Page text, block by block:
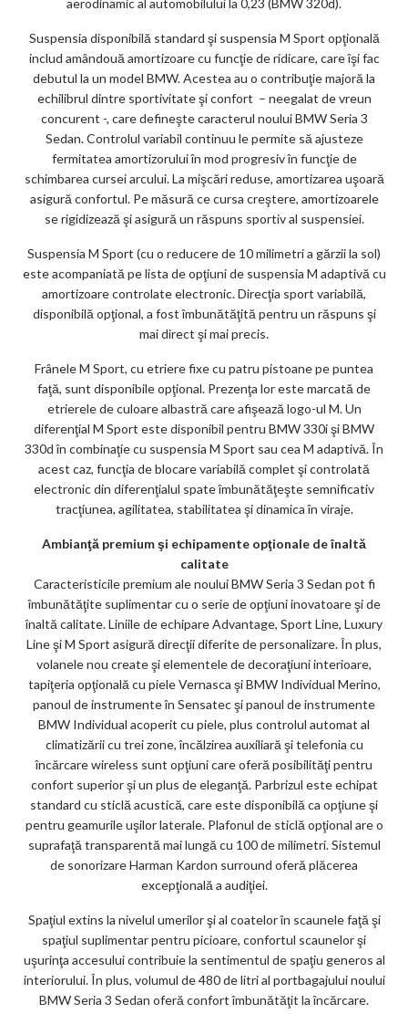
Suspensia disponibilă standard şi suspensia M Sport opţională
includ amândouă amortizoare cu funcţie de ridicare, care îşi fac
debutul la un model BMW. Acestea au o contribuţie majoră la
echilibrul dintre sportivitate şi confort – neegalat de vreun
concurent -, care defineşte caracterul noului BMW Seria 3
Sedan. Controlul variabil continuu le permite să ajusteze
fermitatea amortizorului în mod progresiv în funcţie de
schimbarea cursei arcului. La mişcări reduse, amortizarea uşoară
asigură confortul. Pe măsură ce cursa creştere, amortizoarele
se rigidizează şi asigură un răspuns sportiv al suspensiei.
Suspensia M Sport (cu o reducere de 10 milimetri a gărzii la sol)
este acompaniată pe lista de opţiuni de suspensia M adaptivă cu
amortizoare controlate electronic. Direcţia sport variabilă,
disponibilă opţional, a fost îmbunătăţită pentru un răspuns şi
mai direct şi mai precis.
Frânele M Sport, cu etriere fixe cu patru pistoane pe puntea
faţă, sunt disponibile opţional. Prezenţa lor este marcată de
etrierele de culoare albastră care afişează logo-ul M. Un
diferenţial M Sport este disponibil pentru BMW 330i şi BMW
330d în combinaţie cu suspensia M Sport sau cea M adaptivă. În
acest caz, funcţia de blocare variabilă complet şi controlată
electronic din diferenţialul spate îmbunătăţeşte semnificativ
tracţiunea, agilitatea, stabilitatea şi dinamica în viraje.
Ambianţă premium şi echipamente opţionale de înaltă
calitate
Caracteristicile premium ale noului BMW Seria 3 Sedan pot fi
îmbunătăţite suplimentar cu o serie de opţiuni inovatoare şi de
înaltă calitate. Liniile de echipare Advantage, Sport Line, Luxury
Line şi M Sport asigură direcţii diferite de personalizare. În plus,
volanele nou create şi elementele de decoraţiuni interioare,
tapiţeria opţională cu piele Vernasca şi BMW Individual Merino,
panoul de instrumente în Sensatec şi panoul de instrumente
BMW Individual acoperit cu piele, plus controlul automat al
climatizării cu trei zone, încălzirea auxiliară şi telefonia cu
încărcare wireless sunt opţiuni care oferă posibilităţi pentru
confort superior şi un plus de eleganţă. Parbrizul este echipat
standard cu sticlă acustică, care este disponibilă ca opţiune şi
pentru geamurile uşilor laterale. Plafonul de sticlă opţional are o
suprafaţă transparentă mai lungă cu 100 de milimetri. Sistemul
de sonorizare Harman Kardon surround oferă plăcerea
excepţională a audiţiei.
Spaţiul extins la nivelul umerilor şi al coatelor în scaunele faţă şi
spaţiul suplimentar pentru picioare, confortul scaunelor şi
uşurinţa accesului contribuie la sentimentul de spaţiu generos al
interiorului. În plus, volumul de 480 de litri al portbagajului noului
BMW Seria 3 Sedan oferă confort îmbunătăţit la încărcare.